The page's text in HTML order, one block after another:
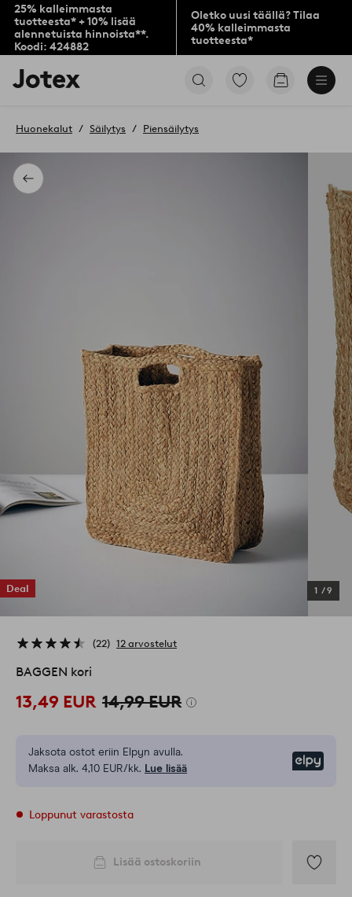
25% kalleimmasta
tuotteesta* + 10% lisää
alennetuista hinnoista**.
Koodi: 424882
Oletko uusi täällä? Tilaa
40% kalleimmasta
tuotteesta*
Jotex-
logo
aloitussivulle
Siirry
Siirry
Takaisin
Huonekalut Säilytys Piensäilytys
Deal 1 /9
22 12 arvostelut
BAGGEN kori
13,49 EUR 14,99 EUR
Jaksota ostot eriin Elpyn avulla.
Maksa alk. 4,10 EUR/kk. Lue lisää
Loppunut varastosta
Lisää ostoskoriin